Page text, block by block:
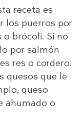
receta es
los puerros por
o brócoli. Si no
por salmón
res o cordero.
quesos que le
queso
ahumado o